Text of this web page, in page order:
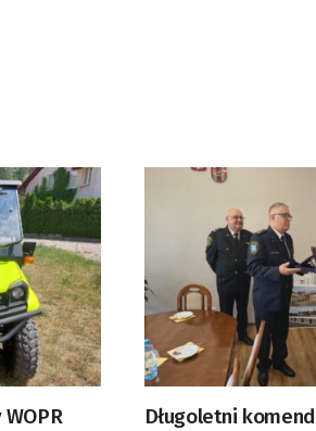
Długoletni